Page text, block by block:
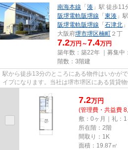
南海本線 「 湊 」駅 徒歩11
阪堺電軌阪堺線 「 東湊 」
阪堺電軌阪堺線 「 石津北
大阪府堺市堺区楠町 ２丁
7.2万円～7.4万円
築年数：築22年 ｜募集中：
階数：3階建
駅から徒歩13分のところにある物件はいかが
イプになります。当社は堺市堺区にある賃貸
7.2万円
(管理費・共益費
敷：0ヶ月｜礼：1
所在階：2階
間取り：1K
面積：19.87㎡